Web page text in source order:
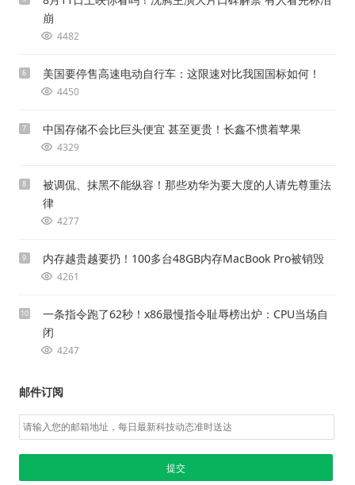
崩
4482
6 美国要停售高速电动自行车：这限速对比我国国标如何！
4450
7 中国存储不会比巨头便宜 甚至更贵！长鑫不惯着苹果
4329
8
被调侃、抹黑不能纵容！那些劝华为要大度的人请先尊重法
律
4277
9 内存越贵越要扔！100多台48GB内存MacBook Pro被销毁
4261
10
一条指令跑了62秒！x86最慢指令耻辱榜出炉：CPU当场自
闭
4247
邮件订阅